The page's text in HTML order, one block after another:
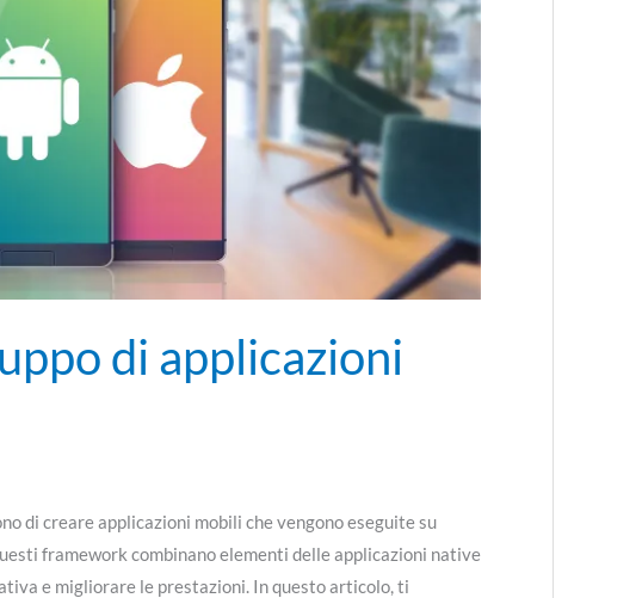
di applicazioni
di creare applicazioni mobili che vengono eseguite su
framework combinano elementi delle applicazioni native
e migliorare le prestazioni. In questo articolo, ti